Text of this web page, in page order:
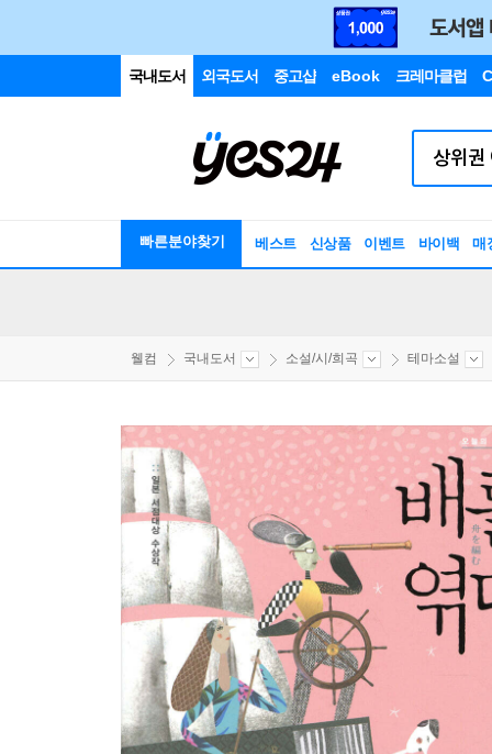
국내도서 외국도서 중고샵 eBook 크레마클럽
빠른분야찾기 베스트 신상품 이벤트 바이백 매
웰컴 국내도서 소설/시/희곡 테마소설